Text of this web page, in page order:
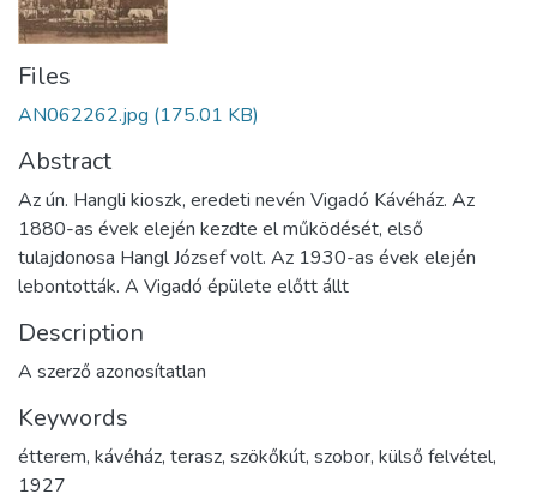
Files
AN062262.jpg (175.01 KB)
Abstract
Az ún. Hangli kioszk, eredeti nevén Vigadó Kávéház. Az
1880-as évek elején kezdte el működését, első
tulajdonosa Hangl József volt. Az 1930-as évek elején
lebontották. A Vigadó épülete előtt állt
Description
A szerző azonosítatlan
Keywords
étterem, kávéház, terasz, szökőkút, szobor, külső felvétel,
1927